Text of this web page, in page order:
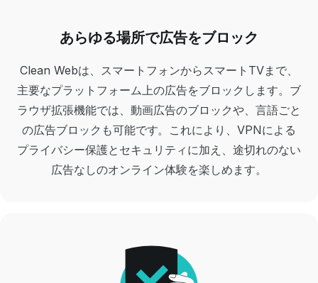
あらゆる場所で広告をブロック
Clean Webは、スマートフォンからスマートTVまで、
主要なプラットフォーム上の広告をブロックします。ブ
ラウザ拡張機能では、動画広告のブロックや、言語ごと
の広告ブロックも可能です。これにより、VPNによる
プライバシー保護とセキュリティに加え、途切れのない
広告なしのオンライン体験を楽しめます。